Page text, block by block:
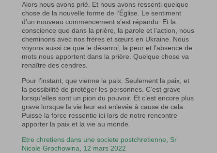
Alors nous avons prié. Et nous avons ressenti quelque
chose de la nouvelle forme de l’Église. Le sentiment
d’un nouveau commencement s’est répandu. Et la
conscience que dans la prière, la parole et l’action, nous
cheminons avec nos frères et sœurs en Ukraine. Nous
voyons aussi ce que le désarroi, la peur et l’absence de
mots nous apportent dans la prière. Quelque chose va
renaître des cendres.
Pour l’instant, que vienne la paix. Seulement la paix, et
la possibilité de protéger les personnes. C’est grave
lorsqu’elles sont un pion du pouvoir. Et c’est encore plus
grave lorsque la vie leur est enlevée à cause de cela.
Puisse la force ressentie ici lors de notre rencontre
apporter la paix et la vie au monde.
Etre chretiens dans une societe postchretienne, Sr
Nicole Grochowina, 12 mars 2022